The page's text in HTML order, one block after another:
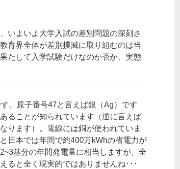
いよいよ大学入試の差別問題の深刻さ
育界全体が差別撲滅に取り組むのは当
たして入学試験だけなのか否か、実態
。原子番号47と言えば銀（Ag）です
ることが知られています（逆に言えば
ります）。電線には銅が使われていま
日本では年間で約400万kWhの省電力が
基分の年間発電量に相当しますが、全
ると全く現実的ではありませんね･･･